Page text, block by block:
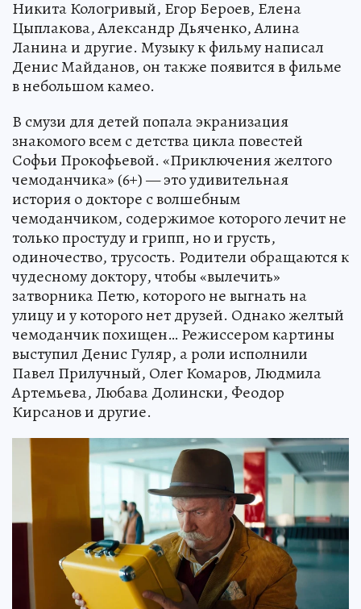
Никита Кологривый, Егор Бероев, Елена
Цыплакова, Александр Дьяченко, Алина
Ланина и другие. Музыку к фильму написал
Денис Майданов, он также появится в фильме
в небольшом камео.
В смузи для детей попала экранизация
знакомого всем с детства цикла повестей
Софьи Прокофьевой. «Приключения желтого
чемоданчика» (6+) — это удивительная
история о докторе с волшебным
чемоданчиком, содержимое которого лечит не
только простуду и грипп, но и грусть,
одиночество, трусость. Родители обращаются к
чудесному доктору, чтобы «вылечить»
затворника Петю, которого не выгнать на
улицу и у которого нет друзей. Однако желтый
чемоданчик похищен… Режиссером картины
выступил Денис Гуляр, а роли исполнили
Павел Прилучный, Олег Комаров, Людмила
Артемьева, Любава Долински, Феодор
Кирсанов и другие.